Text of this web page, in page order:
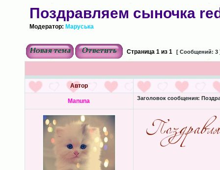
Поздравляем сыночка
Модератор: Маруська
Страница 1из 1 [ Сообщений: 3
Автор
Manuna Заголовок сообщения: